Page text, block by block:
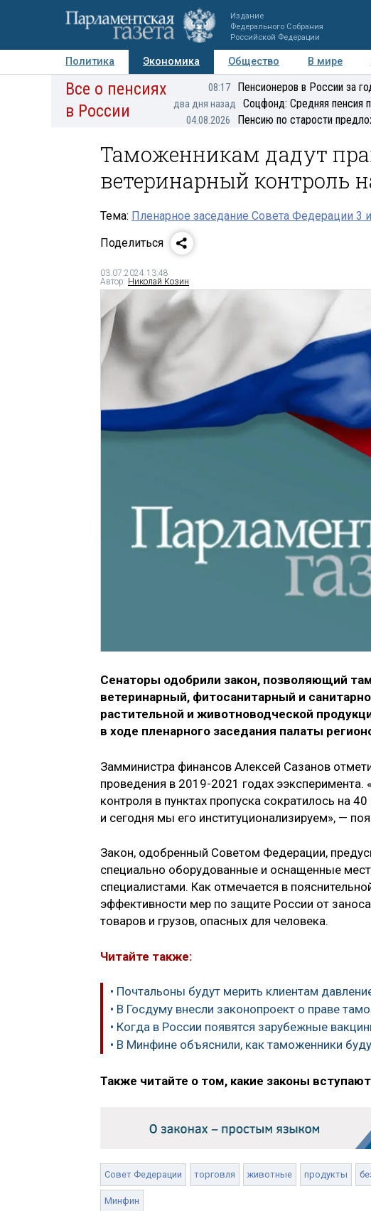
Издание
Федерального Собрания
Российской Федерации
Политика Экономика Общество В мире
Авторы Персоны Мнения Регионы
Все о пенсиях
в России
08:17 Пенсионеров в России за
два дня назад Соцфонд: Средняя пенсия
04.08.2026 Пенсию по старости
Таможенникам дадут
ветеринарный контроль
Тема: Пленарное заседание Совета Федерации 3
Поделиться
03.07.2024 13:48
Автор: Николай Козин
Сенаторы одобрили закон, позволяющий
ветеринарный, фитосанитарный и
растительной и животноводческой
в ходе пленарного заседания палаты
Замминистра финансов Алексей Сазанов
проведения в 2019-2021 годах ээксперимента.
контроля в пунктах пропуска сократилось на
и сегодня мы его институционализируем», —
Закон, одобренный Советом Федерации,
специально оборудованные и оснащенные
специалистами. Как отмечается в
эффективности мер по защите России от
товаров и грузов, опасных для человека.
Читайте также:
• Почтальоны будут мерить клиентам
• В Госдуму внесли законопроект о праве
• Когда в России появятся зарубежные
• В Минфине объяснили, как таможенники
Также читайте о том, какие законы
Совет Федерации торговля животные продукты
Минфин